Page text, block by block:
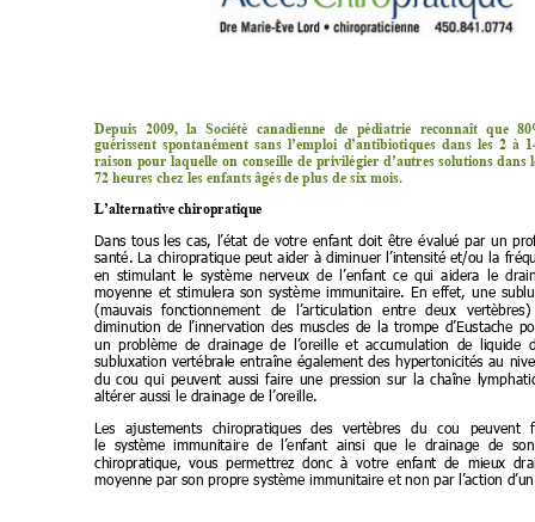
Depuis 2009, la Société canadienne de pédiatrie reconnaît que
guérissent spontanément sans l’emploi d’antibiotiques dans les 2 à
raison pour laquelle on conseille de privilégier d’autres solutions dans
72 heures chez les enfants âgés de plus de six mois.
L’alternative chiropratique
Dans tous les cas, l’état de votre enfant doit être évalué par un
santé. La chiropratique peut aider à diminuer l’intensité et/ou la
en stimulant le système nerveux de l’enfant ce qui aidera le
moyenne et stimulera son système immunitaire. En effet, une
(mauvais
fonctionnement de l’articulation entre deux
vertèbres)
diminution de l’innervation des muscles de la trompe d’Eustache
un problème de drainage de l’oreille et accumulation de liquide
subluxation vertébrale entraîne également des hypertonicités au
du cou qui peuvent aussi faire une pression sur la chaîne
altérer aussi le drainage de l’oreille.
Les ajustements chiropratiques des vertèbres du cou peuvent
le  système immunitaire  de l’enfant  ainsi  que le  drainage
de
chiropratique, vous permettrez donc à votre enfant de mieux
moyenne par son propre système immunitaire et non par l’action